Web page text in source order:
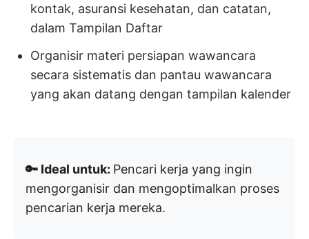
kontak, asuransi kesehatan, dan catatan,
dalam Tampilan Daftar
Organisir materi persiapan wawancara
secara sistematis dan pantau wawancara
yang akan datang dengan tampilan kalender
🔑 Ideal untuk: Pencari kerja yang ingin
mengorganisir dan mengoptimalkan proses
pencarian kerja mereka.